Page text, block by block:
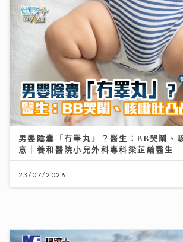
男嬰陰囊「冇睪丸」？醫生：BB哭鬧、
意｜養和醫院小兒外科專科梁芷綸醫生
23/07/2026